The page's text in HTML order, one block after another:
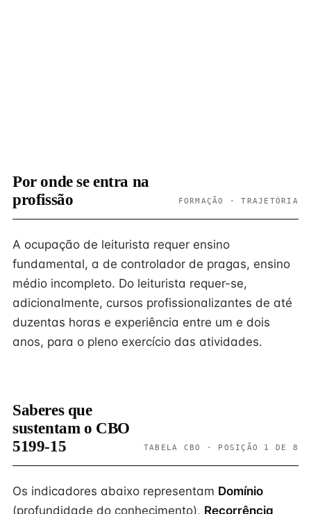
Por onde se entra na
profissão
FORMAÇÃO · TRAJETÓRIA
A ocupação de leiturista requer ensino
fundamental, a de controlador de pragas, ensino
médio incompleto. Do leiturista requer-se,
adicionalmente, cursos profissionalizantes de até
duzentas horas e experiência entre um e dois
anos, para o pleno exercício das atividades.
Saberes que
sustentam o CBO
5199-15
TABELA CBO · POSIÇÃO 1 DE 8
Os indicadores abaixo representam Domínio
(profundidade do conhecimento), Recorrência